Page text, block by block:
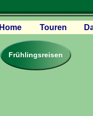
Home
Touren
Canyon Region
Rocky
Pazifischer
Frühlingsreisen